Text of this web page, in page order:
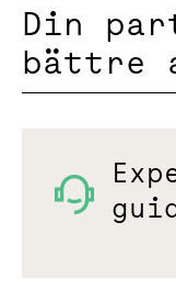
Din
bättre